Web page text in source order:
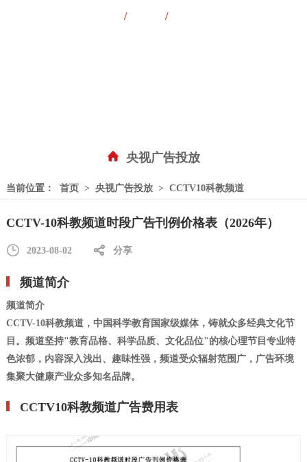
/ /
央视广告投放
当前位置： 首页 > 央视广告投放 > CCTV10科教频道
CCTV-10科教频道时段广告刊例价格表（2026年）
2023-08-02 分享
频道简介
频道简介
CCTV-10科教频道，中国科学教育国家级媒体，铸就众多经典文化节
目。频道坚持"教育品格、科学品质、文化品位"的核心理节目专业特
色浓郁，内容深入浅出、趣味性强，频道受众辐射范围广，广告环境
集聚大健康产业众多知名品牌。
CCTV10科教频道广告费用表